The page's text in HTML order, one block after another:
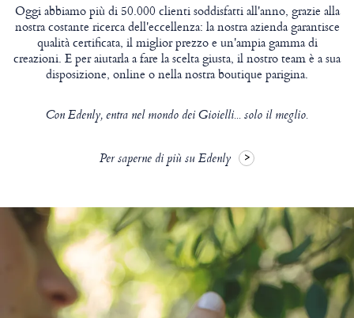
Oggi abbiamo più di 50.000 clienti soddisfatti all'anno, grazie alla
nostra costante ricerca dell'eccellenza: la nostra azienda garantisce
qualità certificata, il miglior prezzo e un'ampia gamma di
creazioni. E per aiutarla a fare la scelta giusta, il nostro team è a sua
disposizione, online o nella nostra boutique parigina.
Con Edenly, entra nel mondo dei Gioielli... solo il meglio.
Per saperne di più su Edenly